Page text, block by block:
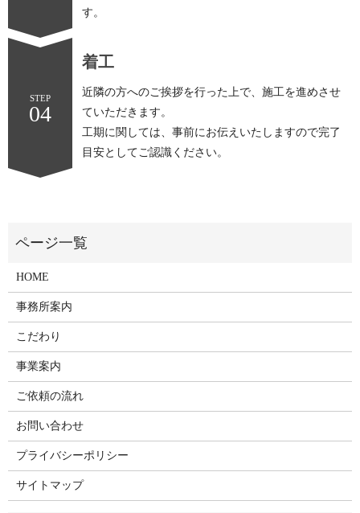
す。
STEP
04
着工
近隣の方へのご挨拶を行った上で、施工を進めさせ
ていただきます。
工期に関しては、事前にお伝えいたしますので完了
目安としてご認識ください。
HOME
事務所案内
こだわり
事業案内
ご依頼の流れ
お問い合わせ
プライバシーポリシー
サイトマップ